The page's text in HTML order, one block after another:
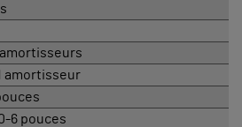
amortisseur
6 pouces